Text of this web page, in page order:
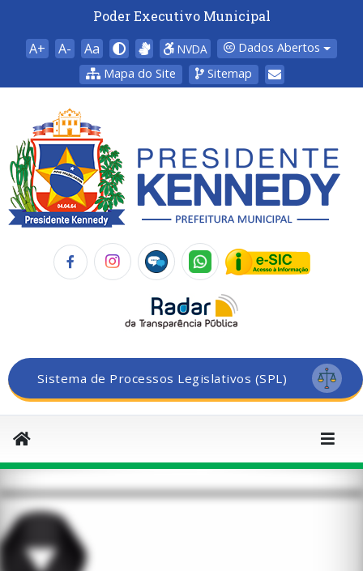
Poder Executivo Municipal
A+ A- Aa NVDA
Dados Abertos
Mapa do Site
Sitemap
Sistema de Processos Legislativos (SPL)